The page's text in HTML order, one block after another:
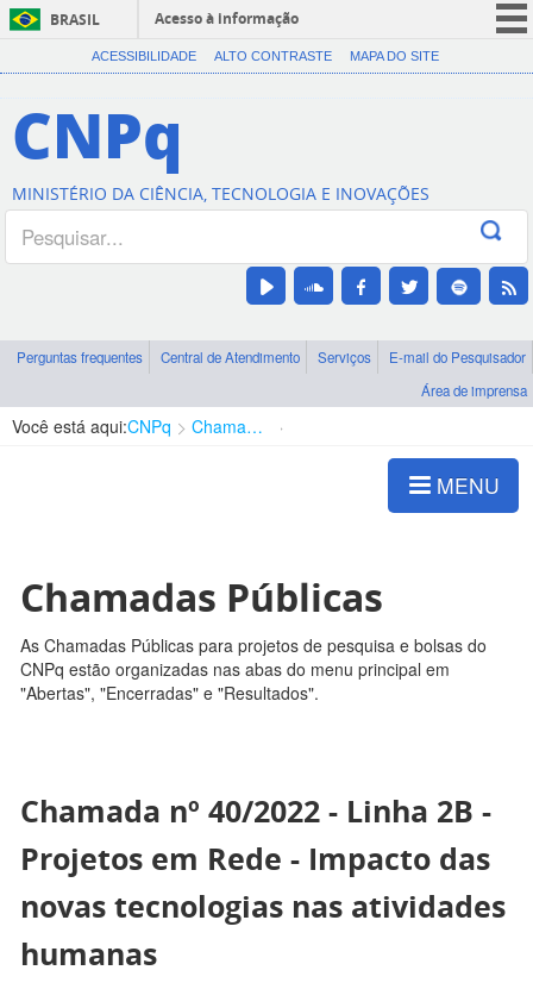
BRASIL
Acesso à informação
CORONAVÍRUS (COVID-19)
Canais
ACESSIBILIDADE ALTO CONTRASTE MAPA DO SITE
CNPq
MINISTÉRIO DA CIÊNCIA, TECNOLOGIA E INOVAÇÕES
Perguntas frequentes Central de Atendimento Serviços
E-mail do Pesquisador
Área de imprensa
Você está aqui:CNPq Chamadas
MENU
Chamadas Públicas
As Chamadas Públicas para projetos de pesquisa e bolsas do
CNPq estão organizadas nas abas do menu principal em
"Abertas", "Encerradas" e "Resultados".
Chamada nº 40/2022 - Linha 2B -
Projetos em Rede - Impacto das
novas tecnologias nas atividades
humanas